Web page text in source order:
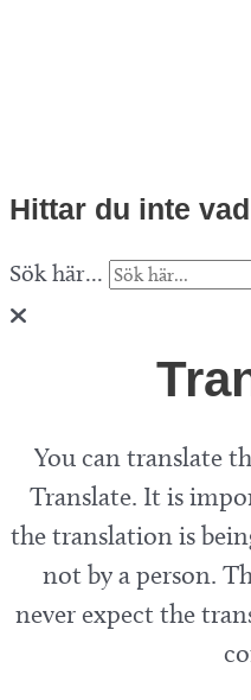
Hittar du inte
Sök här...
You can translate
Translate. It is
the translation is
not by a person.
never expect the